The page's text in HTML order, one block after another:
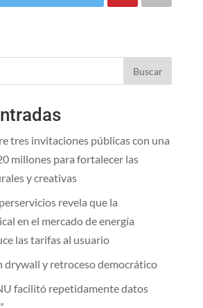
Buscar
tres invitaciones públicas con una
millones para fortalecer las
y creativas
revela que la
en el mercado de energía
las tarifas al usuario
drywall y retroceso democrático
facilitó repetidamente datos